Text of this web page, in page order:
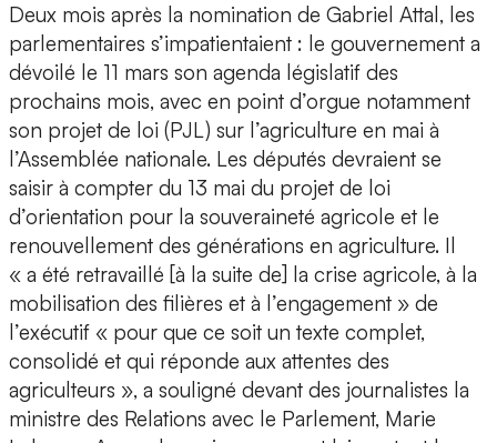
Deux mois après la nomination de Gabriel Attal, les
parlementaires s’impatientaient : le gouvernement a
dévoilé le 11 mars son agenda législatif des
prochains mois, avec en point d’orgue notamment
son projet de loi (PJL) sur l’agriculture en mai à
l’Assemblée nationale. Les députés devraient se
saisir à compter du 13 mai du projet de loi
d’orientation pour la souveraineté agricole et le
renouvellement des générations en agriculture. Il
« a été retravaillé [à la suite de] la crise agricole, à la
mobilisation des filières et à l’engagement » de
l’exécutif « pour que ce soit un texte complet,
consolidé et qui réponde aux attentes des
agriculteurs », a souligné devant des journalistes la
ministre des Relations avec le Parlement, Marie